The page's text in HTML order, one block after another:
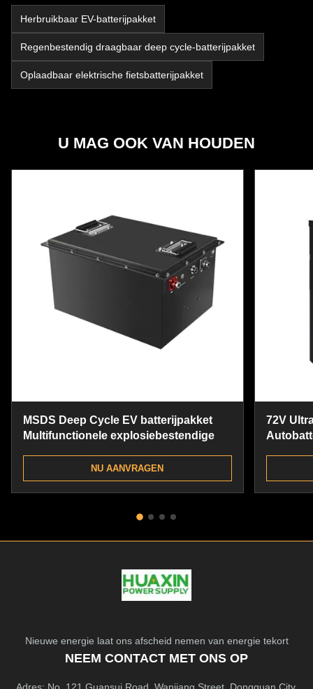
Herbruikbaar EV-batterijpakket
Regenbestendig draagbaar deep cycle-batterijpakket
Oplaadbaar elektrische fietsbatterijpakket
U MAG OOK VAN HOUDEN
MSDS Deep Cycle EV batterijpakket
Multifunctionele explosiebestendige
NU AANVRAGEN
72V
Nieuwe energie laat ons afscheid nemen van energie tekort
NEEM CONTACT MET ONS OP
Adres: No. 121 Guansui Road, Wanjiang Street, Dongguan City,